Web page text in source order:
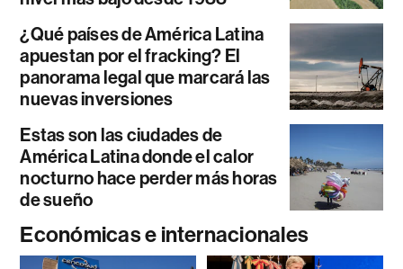
¿Qué países de América Latina
apuestan por el fracking? El
panorama legal que marcará las
nuevas inversiones
Estas son las ciudades de
América Latina donde el calor
nocturno hace perder más horas
de sueño
Económicas e internacionales